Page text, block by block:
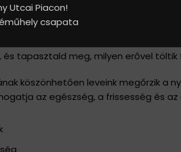
Utcai Piacon!
csapata
adalékmentes és hőkezelés nélküli
és tapasztald meg, milyen erővel
köszönhetően leveink megőrzik a
az egészség, a frissesség és